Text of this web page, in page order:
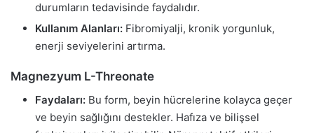
durumların tedavisinde faydalıdır.
Kullanım Alanları: Fibromiyalji, kronik yorgunluk,
enerji seviyelerini artırma.
Magnezyum L-Threonate
Faydaları: Bu form, beyin hücrelerine kolayca geçer
ve beyin sağlığını destekler. Hafıza ve bilişsel